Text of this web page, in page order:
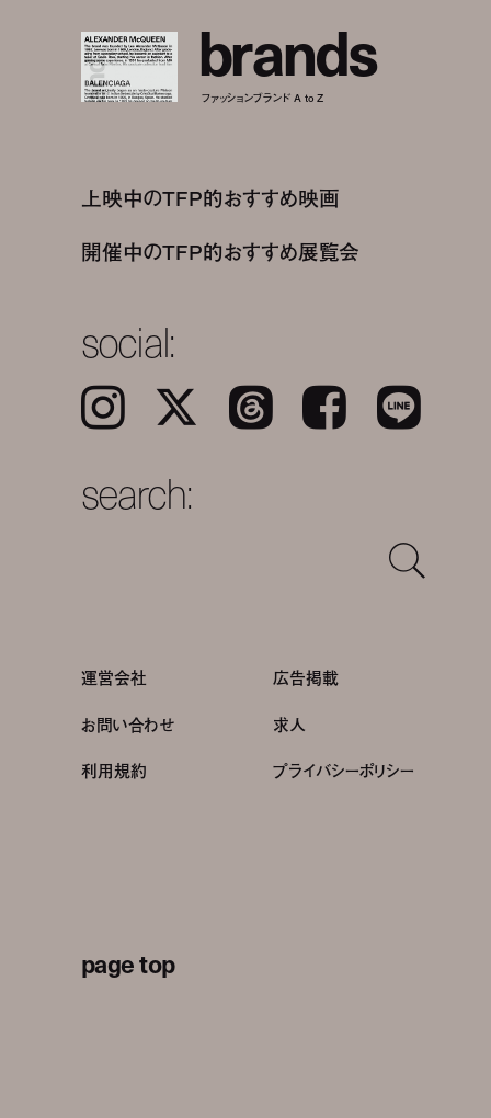
brands
ファッションブランド A to Z
上映中のTFP的おすすめ映画
開催中のTFP的おすすめ展覧会
social:
Instagram 𝕏 Threads Facebook LINE
search:
運営会社
広告掲載
お問い合わせ
求人
利用規約 プライバシーポリシー
page top